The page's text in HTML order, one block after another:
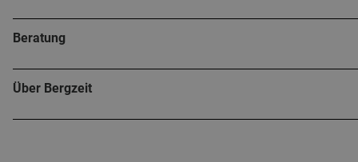
Beratung
Über Bergzeit